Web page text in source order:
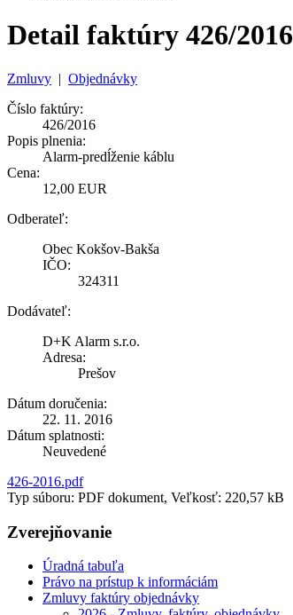
Detail faktúry 426/2016
Zmluvy | Objednávky
Číslo faktúry:
426/2016
Popis plnenia:
Alarm-predĺženie káblu
Cena:
12,00 EUR
Odberateľ:
Obec Kokšov-Bakša
IČO:
324311
Dodávateľ:
D+K Alarm s.r.o.
Adresa:
Prešov
Dátum doručenia:
22. 11. 2016
Dátum splatnosti:
Neuvedené
426-2016.pdf
Typ súboru: PDF dokument, Veľkosť: 220,57 kB
Zverejňovanie
Úradná tabuľa
Právo na prístup k informáciám
Zmluvy faktúry objednávky